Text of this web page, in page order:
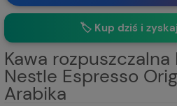
100 DNI NA ZWROT
🏷️ Kup dziś i
Kawa rozpuszczalna
Nestle Espresso
Arabika